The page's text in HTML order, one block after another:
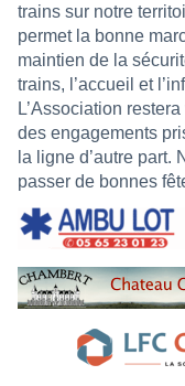
trains sur notre
permet la bonne
maintien de la
trains, l’accueil et
L’Association
des engagements
la ligne d’autre part.
passer de bonnes